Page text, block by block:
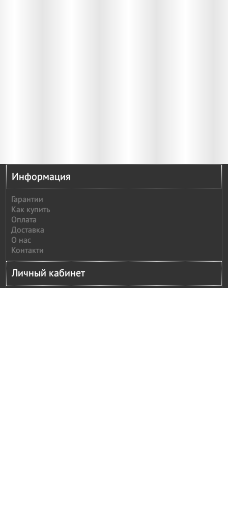
Информация
Гарантии
Как купить
Оплата
Доставка
О нас
Контакти
Личный кабинет